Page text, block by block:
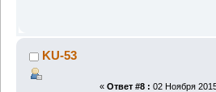
KU-53
« Ответ #8 : 02 Ноября